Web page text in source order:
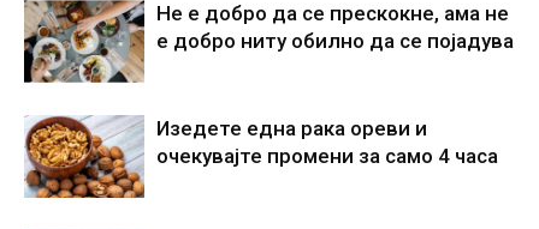
Не е добро да се прескокне, ама не
е добро ниту обилно да се појадува
Изедете една рака ореви и
очекувајте промени за само 4 часа